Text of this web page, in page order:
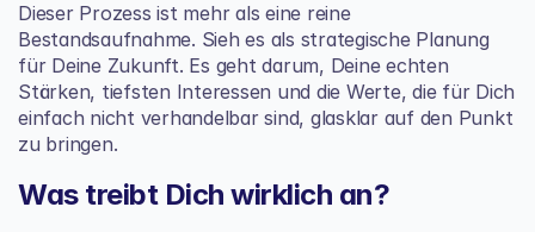
Dieser Prozess ist mehr als eine reine
Bestandsaufnahme. Sieh es als strategische Planung
für Deine Zukunft. Es geht darum, Deine echten
Stärken, tiefsten Interessen und die Werte, die für Dich
einfach nicht verhandelbar sind, glasklar auf den Punkt
zu bringen.
Was treibt Dich wirklich an?